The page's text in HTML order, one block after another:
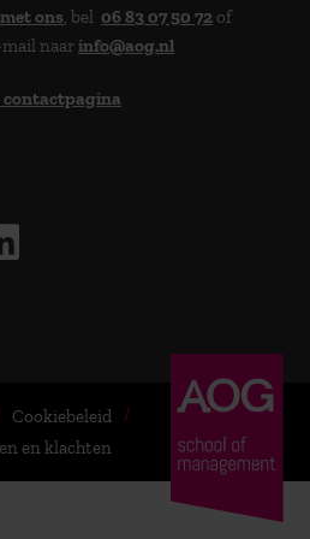
ons, bel 06 83 07 50 72 of
naarinfo@aog.nl
contactpagina
Cookiebeleid
en klachten